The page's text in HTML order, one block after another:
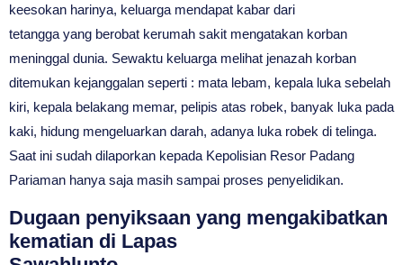
keesokan harinya, keluarga mendapat kabar dari
tetangga yang berobat kerumah sakit mengatakan korban
meninggal dunia. Sewaktu keluarga melihat jenazah korban
ditemukan kejanggalan seperti : mata lebam, kepala luka sebelah
kiri, kepala belakang memar, pelipis atas robek, banyak luka pada
kaki, hidung mengeluarkan darah, adanya luka robek di telinga.
Saat ini sudah dilaporkan kepada Kepolisian Resor Padang
Pariaman hanya saja masih sampai proses penyelidikan.
Dugaan penyiksaan yang mengakibatkan
kematian di Lapas